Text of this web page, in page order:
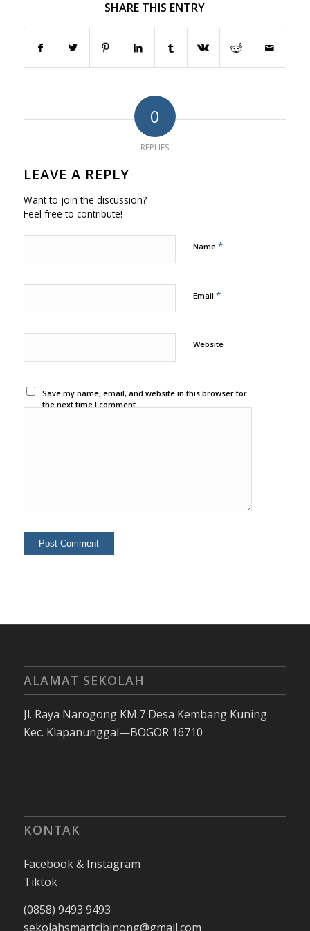
SHARE THIS ENTRY
0
REPLIES
LEAVE A REPLY
Want to join the discussion?
Feel free to contribute!
Name *
Email *
Website
Save my name, email, and website in this browser for
the next time I comment.
ALAMAT SEKOLAH
Jl. Raya Narogong KM.7 Desa Kembang Kuning
Kec. Klapanunggal—BOGOR 16710
KONTAK
Facebook & Instagram
Tiktok
(0858) 9493 9493
sekolahsmartcibinong@gmail.com